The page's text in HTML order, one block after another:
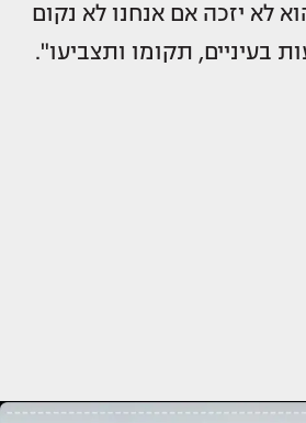
לא יזכה אם אנחנו לא נקום
בעיניים, תקומו ותצביעו".